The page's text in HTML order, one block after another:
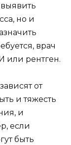
но и
врач
или рентген.
от
и тяжесть
и
если
быть